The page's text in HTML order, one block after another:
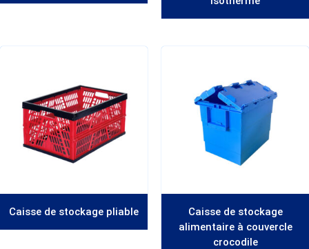
Caisse de stockage pliable
Caisse de stockage
alimentaire à couvercle
crocodile